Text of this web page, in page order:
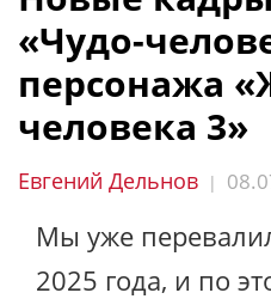
«Чудо-
персонажа
человека 3»
Евгений Дельнов |
Мы уже
2025 года, и по